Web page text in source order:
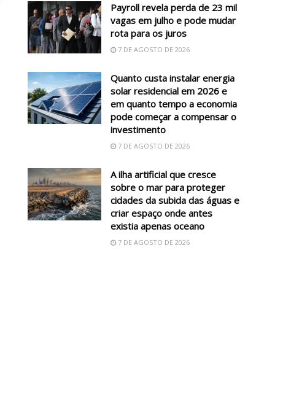
Payroll revela perda de 23 mil
vagas em julho e pode mudar
rota para os juros
7 DE AGOSTO DE 2026
Quanto custa instalar energia
solar residencial em 2026 e
em quanto tempo a economia
pode começar a compensar o
investimento
7 DE AGOSTO DE 2026
A ilha artificial que cresce
sobre o mar para proteger
cidades da subida das águas e
criar espaço onde antes
existia apenas oceano
7 DE AGOSTO DE 2026